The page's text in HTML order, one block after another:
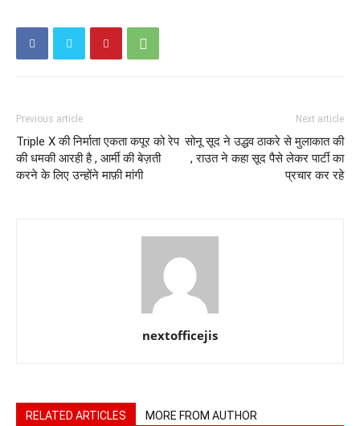
Previous article
Triple X की निर्माता एकता कपूर को रेप
की धमकी आरही है , आर्मी की बेज़ती
करने के लिए उन्होंने माफ़ी मांगी
Next article
सोनू सूद ने उद्धव ठाकरे से मुलाकात की
, राउत ने कहा सूद पैसे लेकर पार्टी का
प्रचार कर रहे
nextofficejis
RELATED ARTICLES MORE FROM AUTHOR